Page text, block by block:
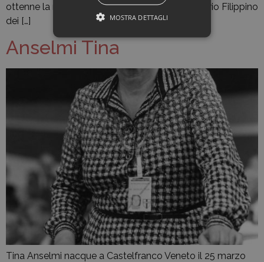
ottenne la maturità nel 1940. Frequentò l’Oratorio Filippino
dei […]
Anselmi Tina
Tina Anselmi nacque a Castelfranco Veneto il 25 marzo
MOSTRA DETTAGLI